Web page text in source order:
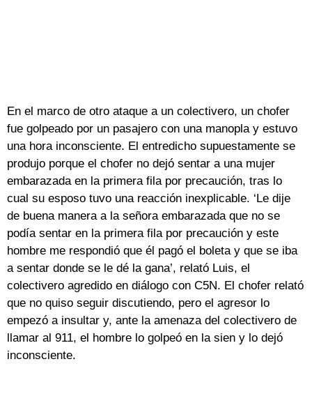
En el marco de otro ataque a un colectivero, un chofer
fue golpeado por un pasajero con una manopla y estuvo
una hora inconsciente. El entredicho supuestamente se
produjo porque el chofer no dejó sentar a una mujer
embarazada en la primera fila por precaución, tras lo
cual su esposo tuvo una reacción inexplicable. ‘Le dije
de buena manera a la señora embarazada que no se
podía sentar en la primera fila por precaución y este
hombre me respondió que él pagó el boleta y que se iba
a sentar donde se le dé la gana’, relató Luis, el
colectivero agredido en diálogo con C5N. El chofer relató
que no quiso seguir discutiendo, pero el agresor lo
empezó a insultar y, ante la amenaza del colectivero de
llamar al 911, el hombre lo golpeó en la sien y lo dejó
inconsciente.